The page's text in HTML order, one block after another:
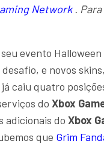
Network. Para
evento
e novos
já caiu quatro
do Xbox
adicionais do Xbox
que Grim